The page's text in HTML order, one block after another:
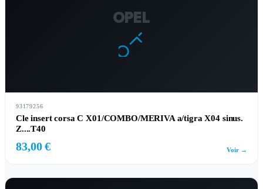
OPEL
93179256
Cle insert corsa C X01/COMBO/MERIVA a/tigra X04 sinus.
Z....T40
83,00 € Voir →